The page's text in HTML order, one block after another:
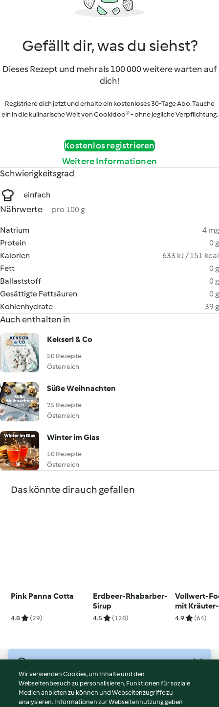
Gefällt dir, was du siehst?
Dieses Rezept und mehr als 100 000 weitere warten auf
dich!
Registriere dich jetzt und erhalte ein kostenloses 30-Tage Abo. Tauche
ein in die kulinarische Welt von Cookidoo® - ohne jegliche Verpflichtung.
Kostenlos registrieren
Weitere Informationen
Schwierigkeitsgrad
einfach
Nährwerte pro 100 g
Natrium
4 mg
Protein
0 g
Kalorien
633 kJ / 151 kcal
Fett
0 g
Ballaststoff
0 g
Gesättigte Fettsäuren
0 g
Kohlenhydrate
39 g
Auch enthalten in
Kekserl & Co
50 Rezepte
Österreich
Süße Weihnachten
25 Rezepte
Österreich
Winter im Glas
10 Rezepte
Österreich
Das könnte dir auch gefallen
Pink Panna Cotta
4.8 (29)
Erdbeer-Rhabarber-
Sirup
4.5 (128)
Vollwert-
mit Kräuter-
4.9 (64)
Nutzungsbedingungen
Datenschutzrichtlinien
Wir verwenden Cookies, um Inhalte und den
Webseitenbesuch zu personalisieren, Funktionen für soziale
Medien anbieten zu können und Webseitenzugriffe zu
analysieren. Informationen zur Webseitennutzung geben